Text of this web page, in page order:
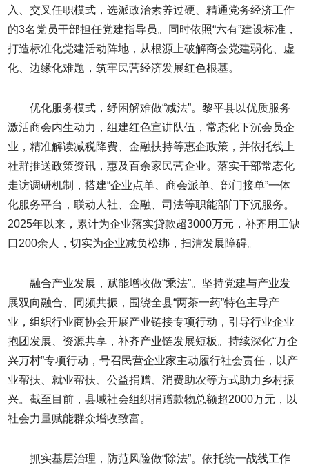
入、交叉任职模式，选派政治素养过硬、精通党务经济工作
的3名党员干部担任党建指导员。同时依照“六有”建设标准，
打造标准化党建活动阵地，从根源上破解商会党建弱化、虚
化、边缘化难题，筑牢民营经济发展红色根基。
优化服务模式，纾困解难做“减法”。黎平县以优质服务
激活商会内生动力，组建红色宣讲队伍，常态化下沉会员企
业，精准解读减税降费、金融扶持等惠企政策，并依托线上
社群推送政策资讯，惠及百余家民营企业。落实干部常态化
走访调研机制，搭建“企业点单、商会派单、部门接单”一体
化服务平台，联动人社、金融、司法等职能部门下沉服务。
2025年以来，累计为企业落实贷款超3000万元，补齐用工缺
口200余人，切实为企业减负松绑，扫清发展障碍。
融合产业发展，赋能增收做“乘法”。坚持党建与产业发
展双向融合、同频共振，围绕全县“两茶一药”特色主导产
业，组织行业商协会开展产业链接专项行动，引导行业企业
抱团发展、资源共享，补齐产业链发展短板。持续深化“万企
兴万村”专项行动，号召民营企业家主动履行社会责任，以产
业帮扶、就业帮扶、公益捐赠、消费助农等方式助力乡村振
兴。截至目前，县域社会组织捐赠款物总额超2000万元，以
社会力量赋能群众增收致富。
抓实基层治理，防范风险做“除法”。依托统一战线工作